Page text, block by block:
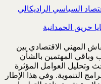
السياسي الراديكالي
حريق الحمدانية
المهني الاقتصادي بين
وباقي المهتمين بالشأن
وتحليل العوامل المؤثرة
التنموية. وفي هذا الإطار